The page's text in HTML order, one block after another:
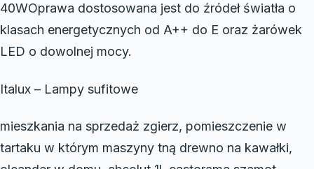
40WOprawa dostosowana jest do źródeł światła o
klasach energetycznych od A++ do E oraz żarówek
LED o dowolnej mocy.
Italux – Lampy sufitowe
mieszkania na sprzedaż zgierz, pomieszczenie w
tartaku w którym maszyny tną drewno na kawałki,